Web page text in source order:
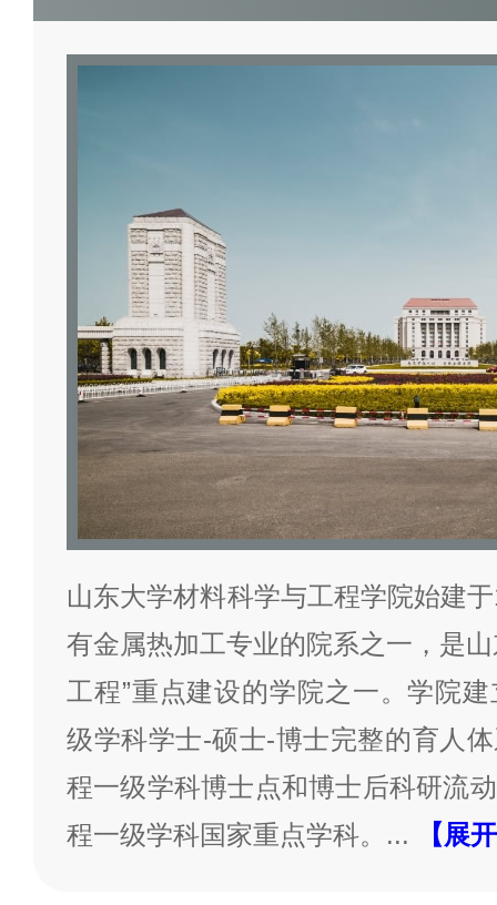
山东大学材料科学与工程学院始建
有金属热加工专业的院系之一，是山
工程”重点建设的学院之一。学院
级学科学士-硕士-博士完整的育人
程一级学科博士点和博士后科研流
程一级学科国家重点学科。 ... 【展